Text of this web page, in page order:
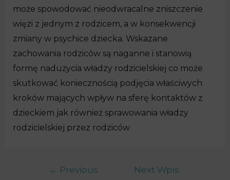
może spowodować nieodwracalne zniszczenie
więzi z jednym z rodzicem, a w konsekwencji
zmiany w psychice dziecka. Wskazane
zachowania rodziców są naganne i stanowią
formę nadużycia władzy rodzicielskiej co może
skutkować koniecznością podjęcia właściwych
kroków mających wpływ na sferę kontaktów z
dzieckiem jak również sprawowania władzy
rodzicielskiej przez rodziców
← Previous
Next Wpis